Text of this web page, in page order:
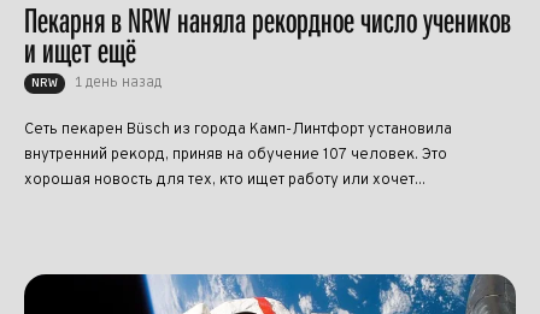
Пекарня в NRW наняла рекордное число учеников
и ищет ещё
NRW 1 день назад
Сеть пекарен Büsch из города Камп-Линтфорт установила
внутренний рекорд, приняв на обучение 107 человек. Это
хорошая новость для тех, кто ищет работу или хочет...